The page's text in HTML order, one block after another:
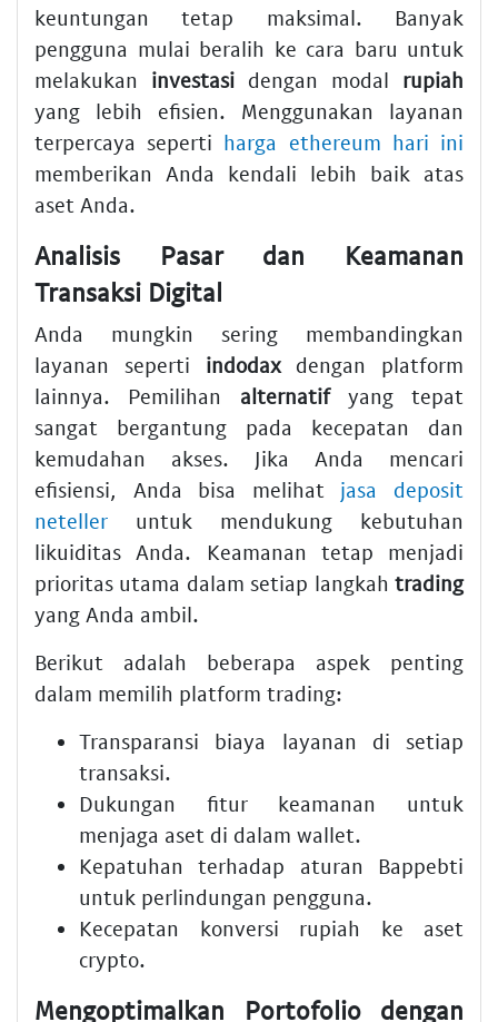
keuntungan tetap maksimal. Banyak
pengguna mulai beralih ke cara baru untuk
melakukan investasi dengan modal rupiah
yang lebih efisien. Menggunakan layanan
terpercaya seperti harga ethereum hari ini
memberikan Anda kendali lebih baik atas
aset Anda.
Analisis Pasar dan Keamanan
Transaksi Digital
Anda mungkin sering membandingkan
layanan seperti indodaxdengan platform
lainnya. Pemilihan alternatifyang tepat
sangat bergantung pada kecepatan dan
kemudahan akses. Jika Anda mencari
efisiensi, Anda bisa melihat jasa deposit
neteller untuk mendukung kebutuhan
likuiditas Anda. Keamanan tetap menjadi
prioritas utama dalam setiap langkah trading
yang Anda ambil.
Berikut adalah beberapa aspek penting
dalam memilih platform trading:
Transparansi biaya layanan di setiap
transaksi.
Dukungan fiturkeamanan untuk
menjaga aset di dalam wallet.
Kepatuhan terhadap aturan Bappebti
untuk perlindungan pengguna.
Kecepatan konversi rupiah ke aset
crypto.
Mengoptimalkan Portofolio dengan